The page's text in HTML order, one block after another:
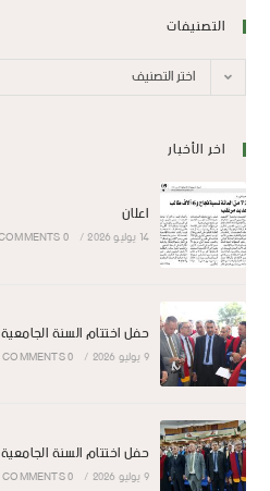
التصنيفات
اختر التصنيف
اخر الأخبار
اعلان
14 يوليو 2026 /
0 COMMENTS
حفل اختتام السنة الجامعية 2026/2025
9 يوليو 2026 /
0 COMMENTS
حفل اختتام السنة الجامعية 2026/2025
9 يوليو 2026 /
0 COMMENTS